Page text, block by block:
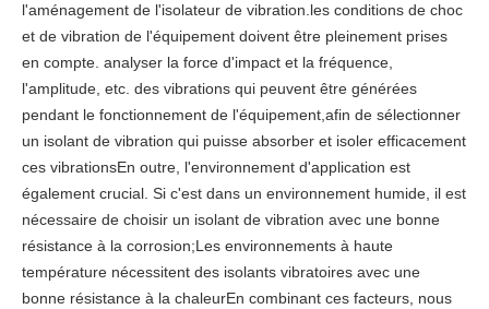
l'aménagement de l'isolateur de vibration.les conditions de choc
et de vibration de l'équipement doivent être pleinement prises
en compte. analyser la force d'impact et la fréquence,
l'amplitude, etc. des vibrations qui peuvent être générées
pendant le fonctionnement de l'équipement,afin de sélectionner
un isolant de vibration qui puisse absorber et isoler efficacement
ces vibrationsEn outre, l'environnement d'application est
également crucial. Si c'est dans un environnement humide, il est
nécessaire de choisir un isolant de vibration avec une bonne
résistance à la corrosion;Les environnements à haute
température nécessitent des isolants vibratoires avec une
bonne résistance à la chaleurEn combinant ces facteurs, nous